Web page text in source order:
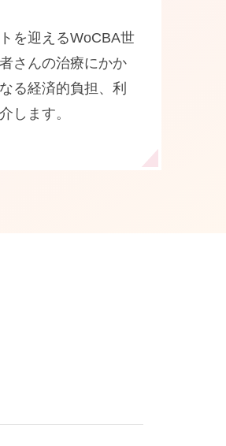
を迎えるWoCBA世
さんの治療にかか
る経済的負担、利
します。